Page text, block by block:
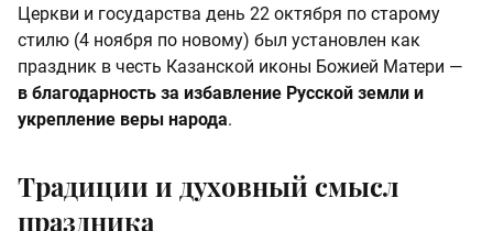
Церкви и государства день 22 октября по старому
стилю (4 ноября по новому) был установлен как
праздник в честь Казанской иконы Божией Матери —
в благодарность за избавление Русской земли и
укрепление веры народа.
Традиции и духовный смысл
праздника